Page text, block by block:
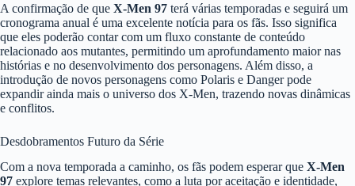
A confirmação de que X-Men 97 terá várias temporadas e seguirá um
cronograma anual é uma excelente notícia para os fãs. Isso significa
que eles poderão contar com um fluxo constante de conteúdo
relacionado aos mutantes, permitindo um aprofundamento maior nas
histórias e no desenvolvimento dos personagens. Além disso, a
introdução de novos personagens como Polaris e Danger pode
expandir ainda mais o universo dos X-Men, trazendo novas dinâmicas
e conflitos.
Desdobramentos Futuro da Série
Com a nova temporada a caminho, os fãs podem esperar que X-Men
97 explore temas relevantes, como a luta por aceitação e identidade,